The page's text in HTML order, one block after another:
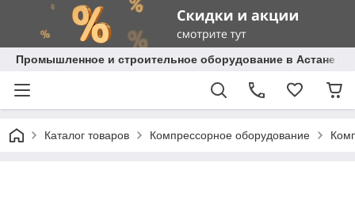
Промышленное и строительное оборудование в Астане с
Каталог товаров Компрессорное оборудование